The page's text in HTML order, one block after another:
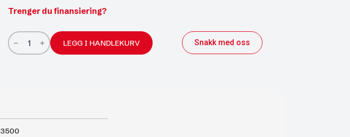
Trenger du finansiering?
Brenderup
3-
veis
LEGG I HANDLEKURV Snakk med oss
3500